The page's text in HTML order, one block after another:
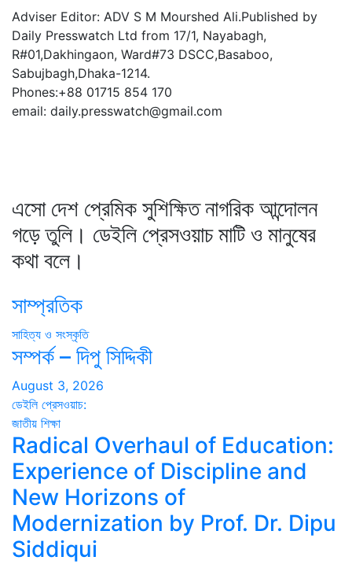
Adviser Editor: ADV S M Mourshed Ali.Published by
Daily Presswatch Ltd from 17/1, Nayabagh,
R#01,Dakhingaon, Ward#73 DSCC,Basaboo,
Sabujbagh,Dhaka-1214.
Phones:+88 01715 854 170
email: daily.presswatch@gmail.com
এসো দেশ প্রেমিক সুশিক্ষিত নাগরিক আন্দোলন
গড়ে তুলি। ডেইলি প্রেসওয়াচ মাটি ও মানুষের
কথা বলে।
সাম্প্রতিক
সাহিত্য ও সংস্কৃতি
সম্পর্ক – দিপু সিদ্দিকী
August 3, 2026
ডেইলি প্রেসওয়াচ:
জাতীয় শিক্ষা
Radical Overhaul of Education:
Experience of Discipline and
New Horizons of
Modernization by Prof. Dr. Dipu
Siddiqui